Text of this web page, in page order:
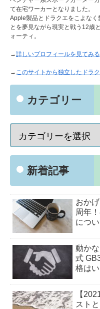
て在宅ワーカーとなりました。
Apple製品とドラクエをこよなく
とを夢見ながら現実と戦う12歳
ォーティ。
→詳しいプロフィールを見てみる
→ このサイトから独立したドラ
カテゴリー
新着記事
おか
周年
につ
動か
式
格は
【
スト